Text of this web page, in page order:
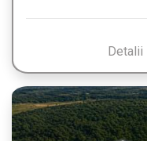
Detalii